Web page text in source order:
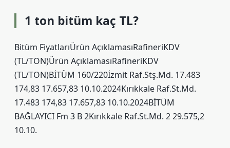
1 ton bitüm kaç TL?
Bitüm FiyatlarıÜrün AçıklamasıRafineriKDV
(TL/TON)Ürün AçıklamasıRafineriKDV
(TL/TON)BİTÜM 160/220İzmit Raf.Stş.Md. 17.483
174,83 17.657,83 10.10.2024Kırıkkale Raf.St.Md.
17.483 174,83 17.657,83 10.10.2024BİTÜM
BAĞLAYICI Fm 3 B 2Kırıkkale Raf.St.Md. 2 29.575,2
10.10.